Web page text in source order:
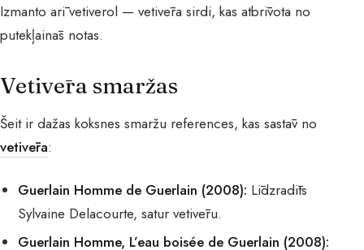
Izmanto arī vetiverol — vetivēra sirdi, kas atbrīvota no
putekļainās notas.
Vetivēra smaržas
Šeit ir dažas koksnes smaržu references, kas sastāv no
vetivēra:
Guerlain Homme de Guerlain (2008): Līdzradīts
Sylvaine Delacourte, satur vetivēru.
Guerlain Homme, L’eau boisée de Guerlain (2008):